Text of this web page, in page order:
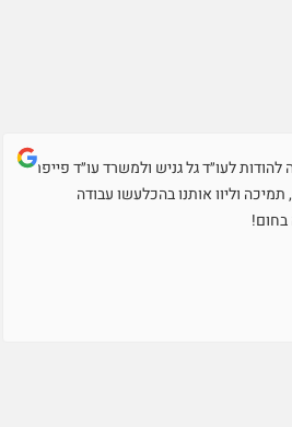
להודות לעו״ד גל גניש ולמשרד עו״ד פייפר
וליוו אותנו בהכלעשו עבודה
בחום!